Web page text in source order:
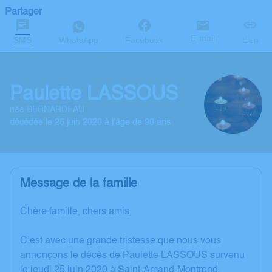
Partager
SMS WhatsApp Facebook E-mail Lien
Paulette LASSOUS
née BERNARDEAU
décédée le 25 juin 2020 à l'âge de 90 ans
Message de la famille
Chère famille, chers amis,
C’est avec une grande tristesse que nous vous
annonçons le décès de Paulette LASSOUS survenu